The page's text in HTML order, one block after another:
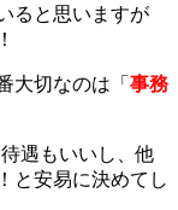
ると思いますが
大切なのは「 事務
遇もいいし、他
と安易に決めてし